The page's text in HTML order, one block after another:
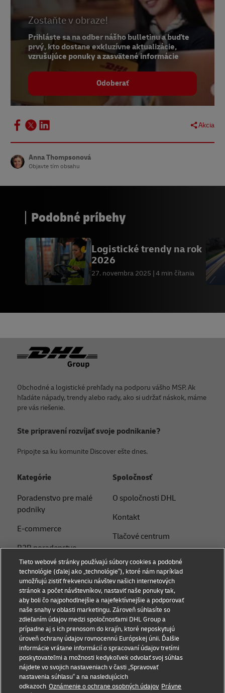
7 a 8 -Naladené
9 - Descartesov prieskum,
FreightWaves, september 2022
Zostaňte v obraze!
Prihláste sa na odber nášho bulletinu a buďte
prvý, kto dostane exkluzívne aktualizácie,
vzrušujúce ponuky a zasvätené informácie
Odoberať
Akcia
Anna Thompsonová
Objavte tím obsahu
Podobné príbehy
Logistické trendy na rok
2026
27. novembra 2025 4 min čítania
Obchodné a logistické prehľady na podporu vášho MSP. Ak
hľadáte nápady, trendy alebo rady, ako si udržať náskok, máme
pre vás riešenie.
Ste pripravení rozvíjať svoje podnikanie?
Pripojte sa ku komunite Discover ešte dnes.
Kategórie
Poradenstvo pre malé
podniky
E-commerce
B2B poradenstvo
Logistické poradenstvo
Novinky a postrehy
Preprava s DHL
Service Point
Poslať zásielku
Spoločnosť
O spoločnosti DHL
Kontakt
Tlačové centrum
Právne upozornenie
Podmienky používania
Súkromie
Dokumenty
Nastavenia súborov
cookie
Tieto webové stránky používajú súbory cookies a podobné
technológie (ďalej ako „technológie“), ktoré nám napríklad
umožňujú zistiť frekvenciu návštev našich internetových
stránok a počet návštevníkov, nastaviť naše ponuky tak,
aby boli čo najpohodlnejšie a najefektívnejšie a podporovať
naše snahy v oblasti marketingu. Zároveň súhlasíte so
zdieľaním údajov medzi spoločnosťami DHL Group a
prípadne aj s ich prenosom do krajín, ktoré neposkytujú
úroveň ochrany údajov rovnocennú Európskej únii. Ďalšie
informácie vrátane informácií o spracovaní údajov tretími
poskytovateľmi a možnosti kedykoľvek odvolať svoj súhlas
nájdete vo svojich nastaveniach v časti „Spravovať
nastavenia súhlasu“ a na nasledujúcich
odkazoch Oznámenie o ochrane osobných údajov Právne